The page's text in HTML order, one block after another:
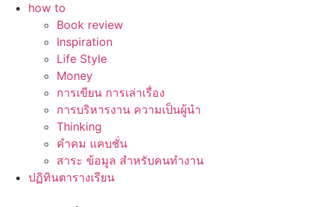
how to
Book review
Inspiration
Life Style
Money
การเขียน การเล่าเรื่อง
การบริหารงาน ความเป็นผู้นำ
Thinking
คำคม แคบชั่น
สาระ ข้อมูล สำหรับคนทำงาน
ปฏิทินตารางเรียน